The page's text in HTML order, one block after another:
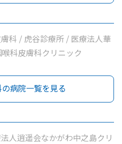
科 / 虎谷診療所 / 医療法人華
科皮膚科クリニック
病院一覧を見る
人逍遥会なかがわ中之島クリ